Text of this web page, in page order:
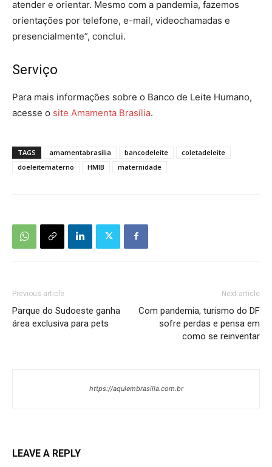
atender e orientar. Mesmo com a pandemia, fazemos
orientações por telefone, e-mail, videochamadas e
presencialmente”, conclui.
Serviço
Para mais informações sobre o Banco de Leite Humano,
acesse o site Amamenta Brasília.
TAGS amamentabrasilia bancodeleite
coletadeleite
doeleitematerno
HMIB maternidade
Previous article
Parque do Sudoeste ganha
área exclusiva para pets
Next article
Com pandemia, turismo do DF
sofre perdas e pensa em
como se reinventar
https://aquiembrasilia.com.br
LEAVE A REPLY